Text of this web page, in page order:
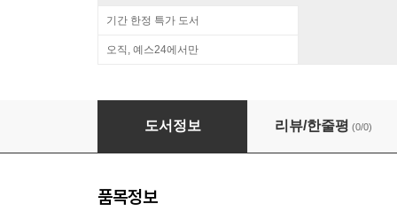
기간 한정 특가 도서
오직, 예스24에서만
세상에서 가장 쉬운 과학 수업 : 우주팽창이론 (
도서정보 리뷰/한줄평 (0/0)
품목정보